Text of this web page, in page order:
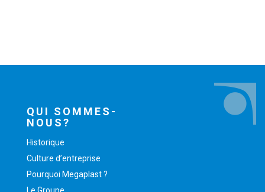
QUI SOMMES-
NOUS?
Historique
Culture d’entreprise
Pourquoi Megaplast ?